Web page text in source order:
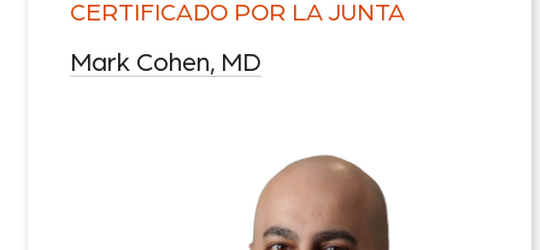
CERTIFICADO POR LA JUNTA
Mark Cohen, MD